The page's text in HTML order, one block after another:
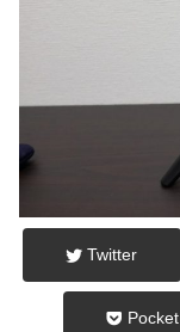
Twitter
Pocket